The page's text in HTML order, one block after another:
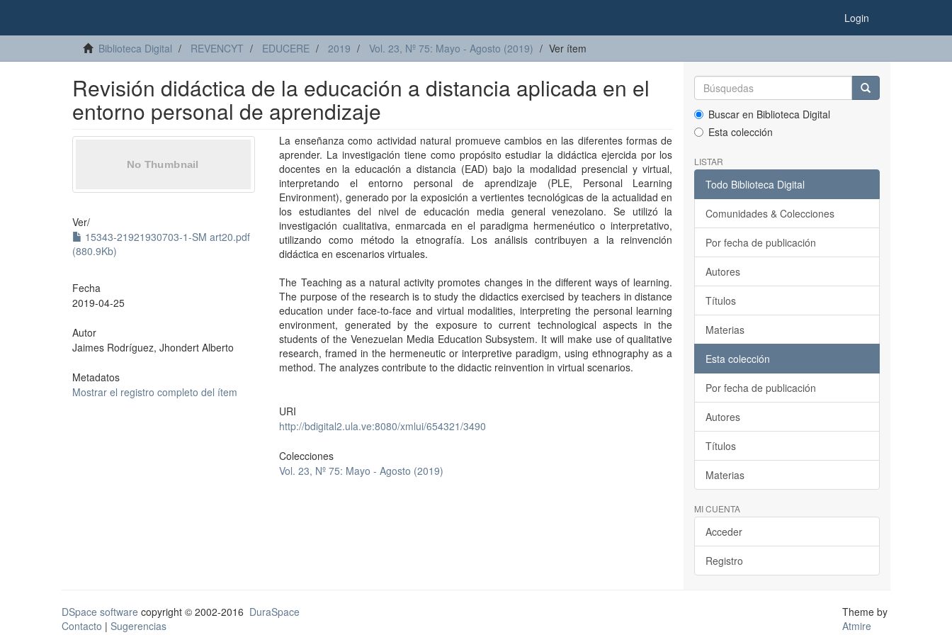
Login
Biblioteca Digital REVENCYT EDUCERE 2019 Vol. 23, Nº 75: Mayo - Agosto (2019) Ver ítem
Revisión didáctica de la educación a distancia aplicada en el
entorno personal de aprendizaje
Ver/
15343-21921930703-1-SM art20.pdf
(880.9Kb)
Fecha
2019-04-25
Autor
Jaimes Rodríguez, Jhondert Alberto
Metadatos
Mostrar el registro completo del ítem
La enseñanza como actividad natural promueve cambios en las diferentes formas de
aprender. La investigación tiene como propósito estudiar la didáctica ejercida por los
docentes en la educación a distancia (EAD) bajo la modalidad presencial y virtual,
interpretando el entorno personal de aprendizaje (PLE, Personal Learning
Environment), generado por la exposición a vertientes tecnológicas de la actualidad en
los estudiantes del nivel de educación media general venezolano. Se utilizó la
investigación cualitativa, enmarcada en el paradigma hermenéutico o interpretativo,
utilizando como método la etnografía. Los análisis contribuyen a la reinvención
didáctica en escenarios virtuales.
The Teaching as a natural activity promotes changes in the different ways of learning.
The purpose of the research is to study the didactics exercised by teachers in distance
education under face-to-face and virtual modalities, interpreting the personal learning
environment, generated by the exposure to current technological aspects in the
students of the Venezuelan Media Education Subsystem. It will make use of qualitative
research, framed in the hermeneutic or interpretive paradigm, using ethnography as a
method. The analyzes contribute to the didactic reinvention in virtual scenarios.
URI
http://bdigital2.ula.ve:8080/xmlui/654321/3490
Colecciones
Vol. 23, Nº 75: Mayo - Agosto (2019)
Buscar en Biblioteca Digital
Esta colección
LISTAR
Todo Biblioteca Digital
Comunidades & Colecciones
Por fecha de publicación
Autores
Títulos
Materias
Esta colección
Por fecha de publicación
Autores
Títulos
Materias
MI CUENTA
Acceder
Registro
DSpace software copyright © 2002-2016 DuraSpace
Contacto | Sugerencias
Theme by
Atmire